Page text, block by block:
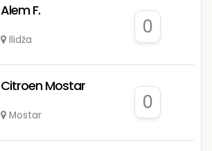
Alem F.
Ilidža
0
Citroen Mostar
Mostar
0